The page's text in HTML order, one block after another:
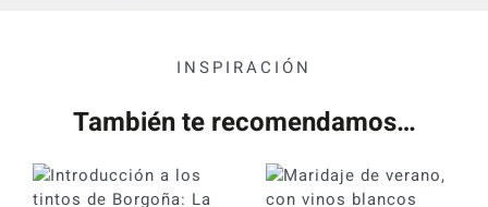
INSPIRACIÓN
También te recomendamos…